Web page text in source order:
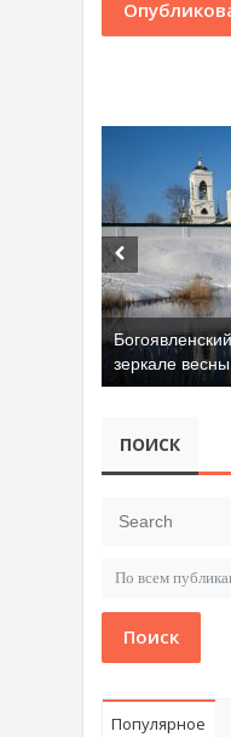
зеркале весны
ПОИСК
Поиск
Популярное